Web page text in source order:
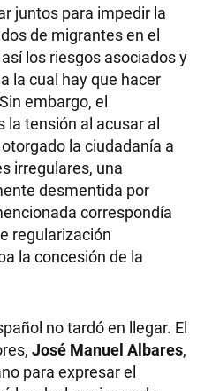
juntos para impedir la
de migrantes en el
los riesgos asociados y
la cual hay que hacer
embargo, el
la tensión al acusar al
la ciudadanía a
irregulares, una
desmentida por
correspondía
regularización
la concesión de la
no tardó en llegar. El
José Manuel Albares,
para expresar el